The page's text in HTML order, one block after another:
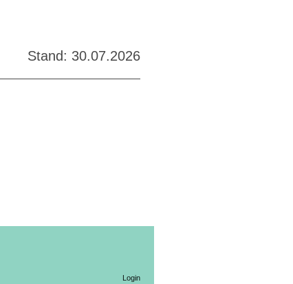
Stand: 30.07.2026
Login